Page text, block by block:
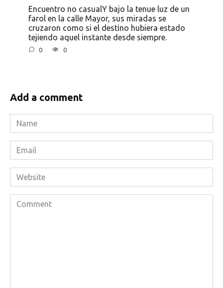
Encuentro no casualY bajo la tenue luz de un
farol en la calle Mayor, sus miradas se
cruzaron como si el destino hubiera estado
tejiendo aquel instante desde siempre.
0 0
Add a comment
Name
*
Email
*
Website
Comment